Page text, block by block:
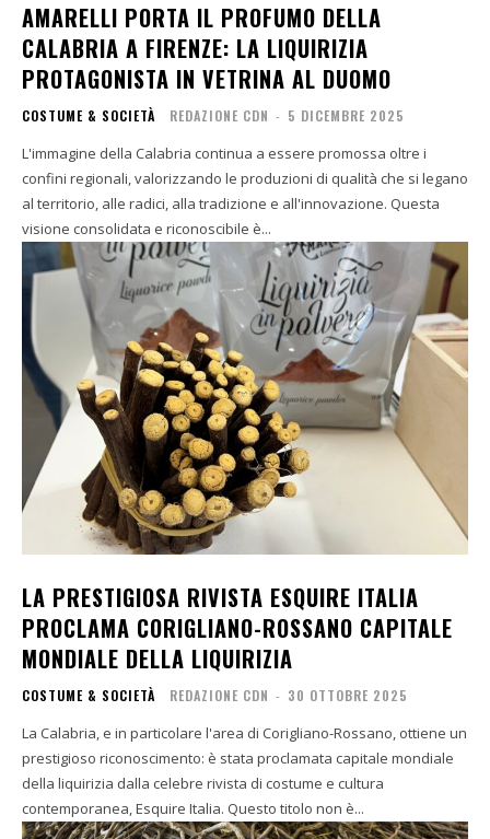
AMARELLI PORTA IL PROFUMO DELLA
CALABRIA A FIRENZE: LA LIQUIRIZIA
PROTAGONISTA IN VETRINA AL DUOMO
COSTUME & SOCIETÀ REDAZIONE CDN - 5 DICEMBRE 2025
L'immagine della Calabria continua a essere promossa oltre i
confini regionali, valorizzando le produzioni di qualità che si legano
al territorio, alle radici, alla tradizione e all'innovazione. Questa
visione consolidata e riconoscibile è...
LA PRESTIGIOSA RIVISTA ESQUIRE ITALIA
PROCLAMA CORIGLIANO-ROSSANO CAPITALE
MONDIALE DELLA LIQUIRIZIA
COSTUME & SOCIETÀ REDAZIONE CDN - 30 OTTOBRE 2025
La Calabria, e in particolare l'area di Corigliano-Rossano, ottiene un
prestigioso riconoscimento: è stata proclamata capitale mondiale
della liquirizia dalla celebre rivista di costume e cultura
contemporanea, Esquire Italia. Questo titolo non è...